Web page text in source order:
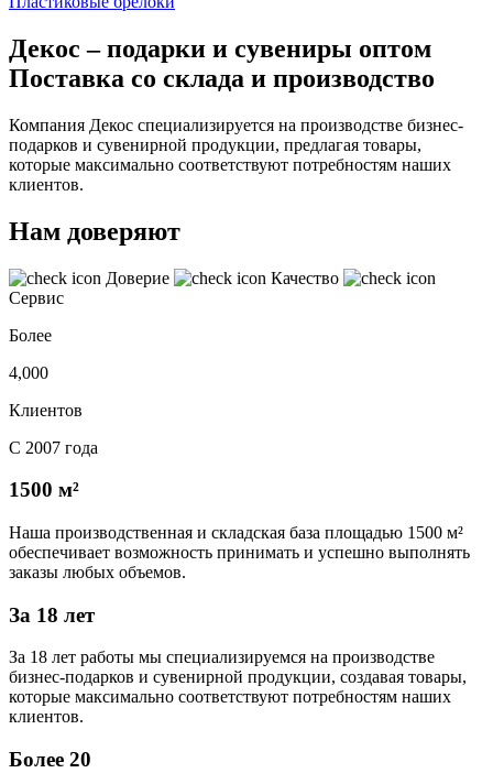
Декос – подарки и сувениры оптом
Поставка со склада и производство
Компания Декос специализируется на производстве бизнес-
подарков и сувенирной продукции, предлагая товары,
которые максимально соответствуют потребностям наших
клиентов.
Нам доверяют
Доверие
Качество
Сервис
Более
4,000
Клиентов
С 2007 года
1500 м²
Наша производственная и складская база площадью 1500 м²
обеспечивает возможность принимать и успешно выполнять
заказы любых объемов.
За 18 лет
За 18 лет работы мы специализируемся на производстве
бизнес-подарков и сувенирной продукции, создавая товары,
которые максимально соответствуют потребностям наших
клиентов.
Более 20